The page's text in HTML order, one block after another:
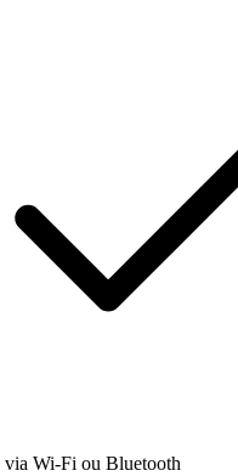
Wi-Fi ou Bluetooth